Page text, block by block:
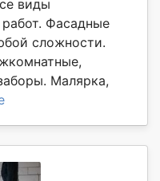
виды
Фасадные
сложности.
Малярка,